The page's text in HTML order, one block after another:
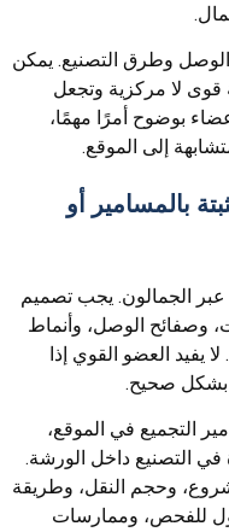
وطرق التصنيع. يمكن
قوى لا مركزية وتجعل
بوضوح أمرًا مهمًا،
إلى الموقع.
بالمسامير أو
عبر الجمالون. يجب تصميم
وصفائح الوصل، وأنماط
يفيد العضو القوي إذا
بشكل صحيح.
التجميع في الموقع،
في التصنيع داخل الورشة.
وحجم النقل، وطريقة
للفحص، وممارسات